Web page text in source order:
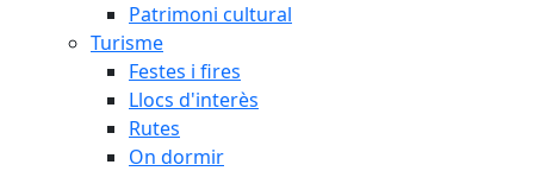
Patrimoni cultural
Turisme
Festes i fires
Llocs d'interès
Rutes
On dormir